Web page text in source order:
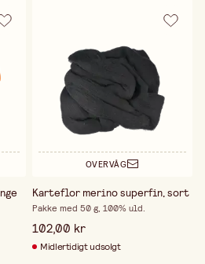
OVERVÅG
Karteflor merino superfin, sort
Pakke med 50 g, 100% uld.
102,00 kr
Midlertidigt udsolgt